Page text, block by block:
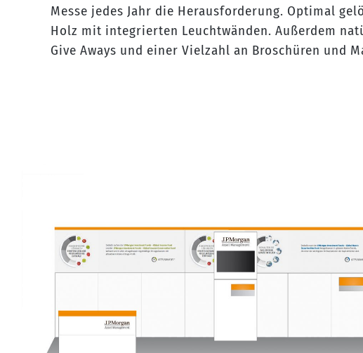
Messe jedes Jahr die Herausforderung. Optimal
Holz mit integrierten Leuchtwänden. Außerdem
Give Aways und einer Vielzahl an Broschüren und